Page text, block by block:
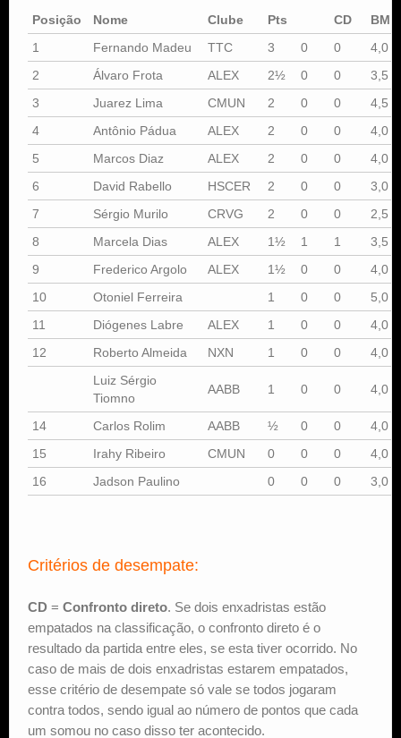
Posição Nome Clube Pts CD
BM
1
Fernando Madeu TTC 3 0 0
4,0
2
Álvaro Frota ALEX 2½ 0 0
3,5
3
Juarez Lima CMUN 2 0 0
4,5
4
Antônio Pádua ALEX 2 0 0
4,0
5
Marcos Diaz ALEX 2 0 0
4,0
6
David Rabello HSCER 2 0 0
3,0
7
Sérgio Murilo CRVG 2 0 0
2,5
8
Marcela Dias ALEX 1½ 1 1
3,5
9
Frederico Argolo ALEX 1½ 0 0
4,0
10
Otoniel Ferreira 1 0 0
5,0
11
Diógenes Labre ALEX 1 0 0
4,0
12
Roberto Almeida NXN 1 0 0
4,0
Luiz Sérgio
Tiomno
AABB 1 0 0 4,0
14 Carlos Rolim AABB ½ 0 0
4,0
15
Irahy Ribeiro CMUN 0 0 0
4,0
16
Jadson Paulino 0 0 0 3,0
Critérios de desempate:
CD = Confronto direto. Se dois enxadristas estão
empatados na classificação, o confronto direto é o
resultado da partida entre eles, se esta tiver ocorrido. No
caso de mais de dois enxadristas estarem empatados,
esse critério de desempate só vale se todos jogaram
contra todos, sendo igual ao número de pontos que cada
um somou no caso disso ter acontecido.